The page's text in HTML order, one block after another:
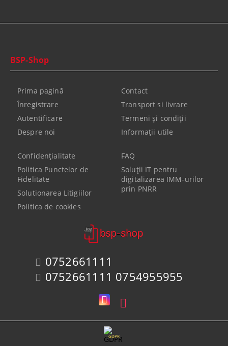
0752661111
0752661111 0754955955
BSP-Shop
Prima pagină
Înregistrare
Autentificare
Despre noi
Contact
Transport si livrare
Termeni şi condiţii
Informaţii utile
Confidenţialitate
Politica Punctelor de
Fidelitate
Solutionarea Litigiilor
Politica de cookies
FAQ
Soluții IT pentru
digitalizarea IMM-urilor
prin PNRR
GDPR